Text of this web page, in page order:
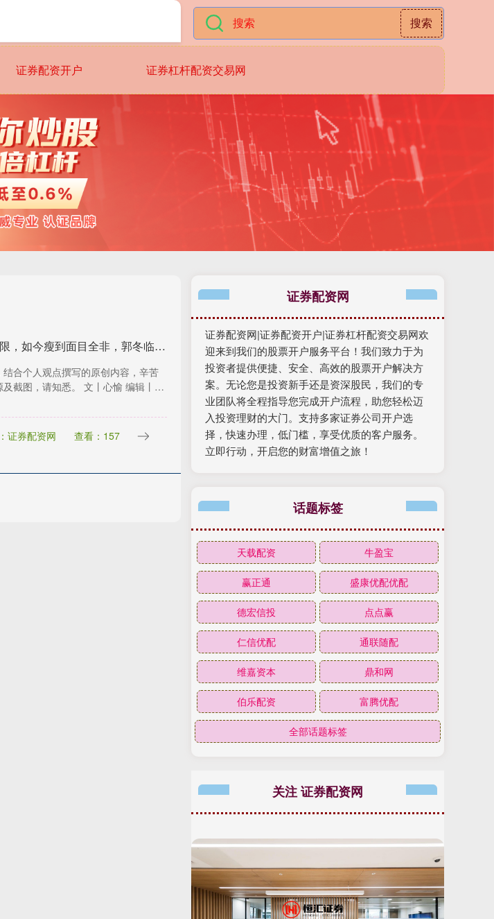
搜索
证券配资开户 证券杠杆配资交易网
股融贷 曾21次登上春晚 风光无限，如今瘦到面目全非，郭冬临婚姻至今成谜
合个人观点撰写的原创内容，辛苦
截图，请知悉。 文丨心愉 编辑丨妍
证券配资网 查看：157
证券配资网
证券配资网|证券配资开户|证券杠杆配资交易网欢
迎来到我们的股票开户服务平台！我们致力于为
投资者提供便捷、安全、高效的股票开户解决方
案。无论您是投资新手还是资深股民，我们的专
业团队将全程指导您完成开户流程，助您轻松迈
入投资理财的大门。支持多家证券公司开户选
择，快速办理，低门槛，享受优质的客户服务。
立即行动，开启您的财富增值之旅！
话题标签
天载配资 牛盈宝
赢正通 盛康优配优配
德宏信投 点点赢
仁信优配 通联随配
维嘉资本 鼎和网
伯乐配资 富腾优配
全部话题标签
关注 证券配资网